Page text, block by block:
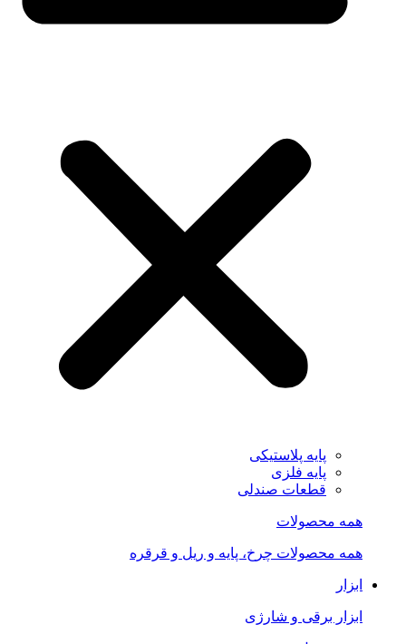
پایه پلاستیکی
پایه فلزی
قطعات صندلی
همه محصولات
همه محصولات چرخ، پایه و ریل و قرقره
ابزار
ابزار برقی و شارژی